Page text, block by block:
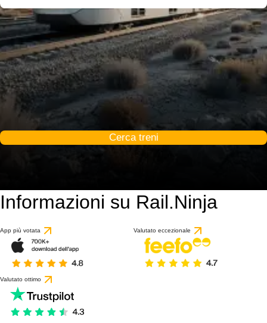
Cerca treni
Informazioni su Rail.Ninja
App più votata Valutato eccezionale
Valutato ottimo